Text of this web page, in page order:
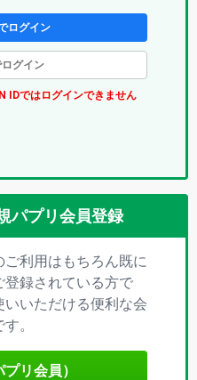
ク
ス
ログイン
グイン
IDではログインできません
パプリ会員登録
利用はもちろん既に
登録されている方で
いいただける便利な会
。
リ会員）